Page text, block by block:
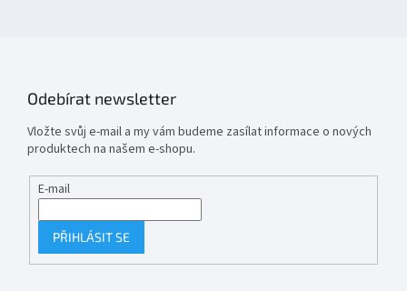
Odebírat newsletter
Vložte svůj e-mail a my vám budeme zasílat informace o nových
produktech na našem e-shopu.
E-mail
PŘIHLÁSIT SE